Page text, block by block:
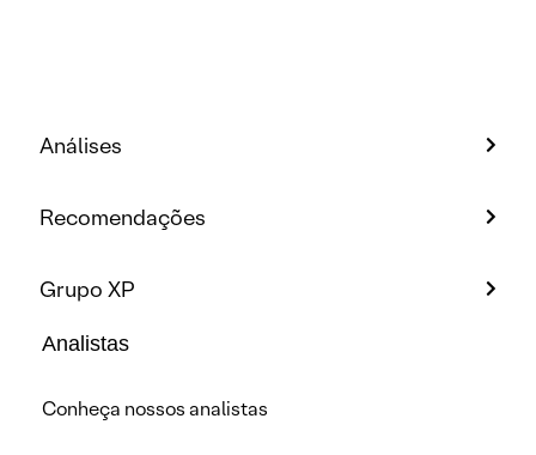
Análises
Recomendações
Grupo XP
Analistas
Conheça nossos analistas